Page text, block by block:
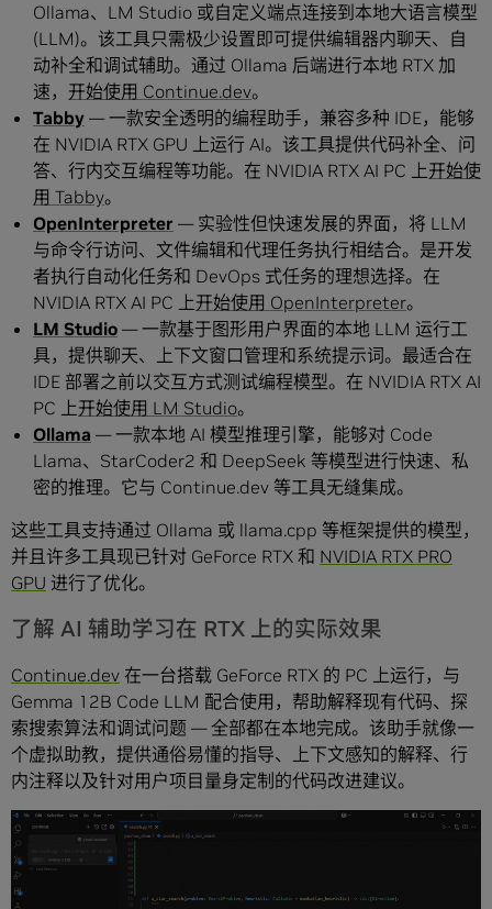
Ollama、LM Studio 或自定义端点连接到本地大语言模型
(LLM)。该工具只需极少设置即可提供编辑器内聊天、自
动补全和调试辅助。通过 Ollama 后端进行本地 RTX 加
速， 开始使用 Continue.dev。
Tabby — 一款安全透明的编程助手，兼容多种 IDE，能够
在 NVIDIA RTX GPU 上运行 AI。该工具提供代码补全、问
答、行内交互编程等功能。在 NVIDIA RTX AI PC 上开始使
用 Tabby。
OpenInterpreter — 实验性但快速发展的界面，将 LLM
与命令行访问、文件编辑和代理任务执行相结合。是开发
者执行自动化任务和 DevOps 式任务的理想选择。在
NVIDIA RTX AI PC 上开始使用 OpenInterpreter。
LM Studio — 一款基于图形用户界面的本地 LLM 运行工
具，提供聊天、上下文窗口管理和系统提示词。最适合在
IDE 部署之前以交互方式测试编程模型。在 NVIDIA RTX AI
PC 上开始使用 LM Studio。
Ollama — 一款本地 AI 模型推理引擎，能够对 Code
Llama、StarCoder2 和 DeepSeek 等模型进行快速、私
密的推理。它与 Continue.dev 等工具无缝集成。
这些工具支持通过 Ollama 或 llama.cpp 等框架提供的模型，
并且许多工具现已针对 GeForce RTX 和 NVIDIA RTX PRO
GPU 进行了优化。
了解 AI 辅助学习在 RTX 上的实际效果
Continue.dev 在一台搭载 GeForce RTX 的 PC 上运行，与
Gemma 12B Code LLM 配合使用，帮助解释现有代码、探
索搜索算法和调试问题 — 全部都在本地完成。该助手就像一
个虚拟助教，提供通俗易懂的指导、上下文感知的解释、行
内注释以及针对用户项目量身定制的代码改进建议。